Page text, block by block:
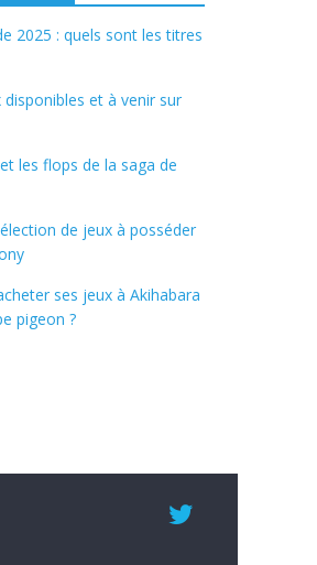
2025 : quels sont les titres
et à venir sur
les flops de la saga de
de jeux à posséder
ses jeux à Akihabara
pigeon ?